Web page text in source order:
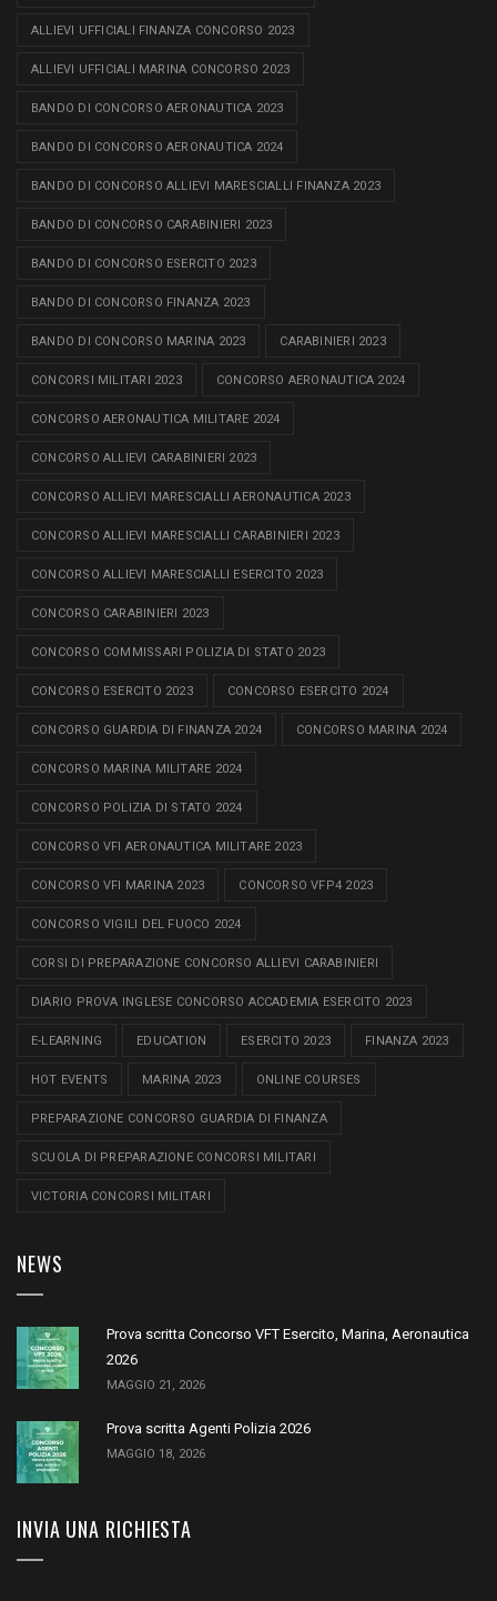
ALLIEVI UFFICIALI FINANZA CONCORSO 2023
ALLIEVI UFFICIALI MARINA CONCORSO 2023
BANDO DI CONCORSO AERONAUTICA 2023
BANDO DI CONCORSO AERONAUTICA 2024
BANDO DI CONCORSO ALLIEVI MARESCIALLI FINANZA 2023
BANDO DI CONCORSO CARABINIERI 2023
BANDO DI CONCORSO ESERCITO 2023
BANDO DI CONCORSO FINANZA 2023
BANDO DI CONCORSO MARINA 2023 CARABINIERI 2023
CONCORSI MILITARI 2023 CONCORSO AERONAUTICA 2024
CONCORSO AERONAUTICA MILITARE 2024
CONCORSO ALLIEVI CARABINIERI 2023
CONCORSO ALLIEVI MARESCIALLI AERONAUTICA 2023
CONCORSO ALLIEVI MARESCIALLI CARABINIERI 2023
CONCORSO ALLIEVI MARESCIALLI ESERCITO 2023
CONCORSO CARABINIERI 2023
CONCORSO COMMISSARI POLIZIA DI STATO 2023
CONCORSO ESERCITO 2023 CONCORSO ESERCITO 2024
CONCORSO GUARDIA DI FINANZA 2024 CONCORSO MARINA 2024
CONCORSO MARINA MILITARE 2024
CONCORSO POLIZIA DI STATO 2024
CONCORSO VFI AERONAUTICA MILITARE 2023
CONCORSO VFI MARINA 2023 CONCORSO VFP4 2023
CONCORSO VIGILI DEL FUOCO 2024
CORSI DI PREPARAZIONE CONCORSO ALLIEVI CARABINIERI
DIARIO PROVA INGLESE CONCORSO ACCADEMIA ESERCITO 2023
E-LEARNING EDUCATION ESERCITO 2023 FINANZA 2023
HOT EVENTS MARINA 2023 ONLINE COURSES
PREPARAZIONE CONCORSO GUARDIA DI FINANZA
SCUOLA DI PREPARAZIONE CONCORSI MILITARI
VICTORIA CONCORSI MILITARI
NEWS
Prova scritta Concorso VFT Esercito, Marina, Aeronautica
2026
MAGGIO 21, 2026
Prova scritta Agenti Polizia 2026
MAGGIO 18, 2026
INVIA UNA RICHIESTA